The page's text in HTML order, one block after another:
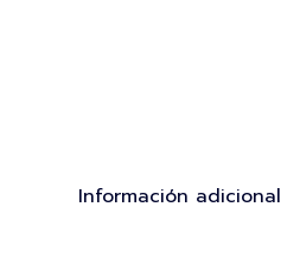
Información adicional